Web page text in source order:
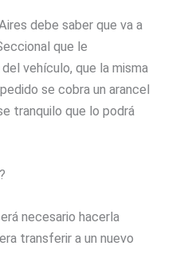
debe saber que va a
que le
vehículo, que la misma
se cobra un arancel
tranquilo que lo podrá
necesario hacerla
transferir a un nuevo